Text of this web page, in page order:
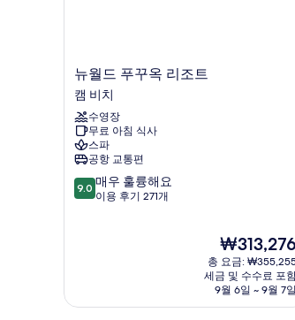
뉴
월
드
푸
꾸
옥
리
조
트
뉴월드 푸꾸옥 리조트
캠 비치
수영장
무료 아침 식사
스파
공항 교통편
10
점
우
9.0 매우 훌륭해요
이용 후기 271개
현
재
요
금
₩313,276
₩313,276
총 요금:
세금 및 수수료 포
9월 6일 ~ 9월 7일